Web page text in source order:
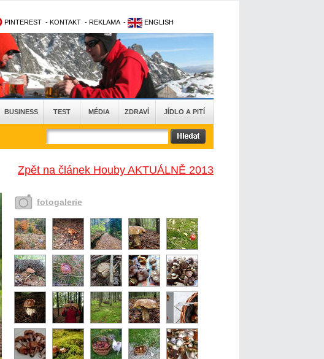
PINTEREST - KONTAKT - REKLAMA - ENGLISH
BUSINESS TEST MÉDIA ZDRAVÍ JÍDLO A PITÍ
Zpět na článek Houby AKTUÁLNĚ 2013
fotogalerie